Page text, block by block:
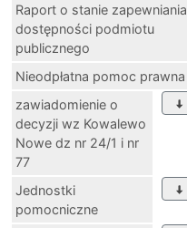
Raport o stanie zapewniania
dostępności podmiotu
publicznego
Nieodpłatna pomoc prawna
zawiadomienie o
decyzji wz Kowalewo
Nowe dz nr 24/1 i nr
77
Jednostki
pomocniczne